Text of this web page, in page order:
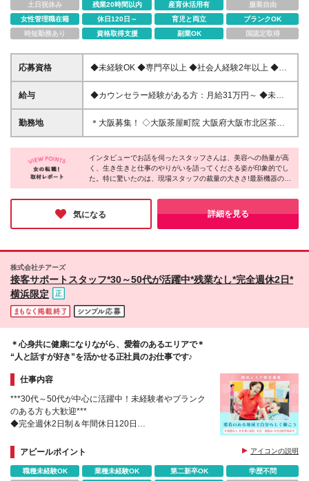
土日祝休み
残業20時間以内 産育休活用有
服装自由
女性管理職在籍
休日120日～ 育児と両立
ブランクOK
時短勤務あり
資格取得支援 副業OK 国認定取得
応募資格
◆未経験OK ◆専門卒以上 ◆社会人経験2年以上 ◆接
客業やコミュニケーションを活かした仕事のご経験 ※
美容業界で働いていた方は歓迎します！ ＼美容好き
がることも多く、 楽しくトレンド知識をGETできま
す◎ ＜こんな方大歓迎です！＞ ◎美容に興味がある
自分のアイデアを発信したい ◎チームで仕事をした
い
給与
◆カウンセラー経験がある方：月給31万円～ ◆未経
験の方：月給26万円～ ★未経験スタートの方がカウ
ンセリング業務から自立した段階で【31万円】へ昇
あたり25時間）込み ※固定残業時間を超えた勤務時
間については別途残業代を支給します ※試用期間（6
ヶ月間）の条件は本採用と同じ
勤務地
＊大阪募集！ ◇大阪茶屋町院 大阪府大阪市北区茶屋
町5-8 MEFULL茶屋町3・4階 ※(変更の範囲)上記を除
く当社関連勤務地
インタビューでお話を伺ったスタッフさんは、美容への熱量が高
く、生き生きと仕事のやりがいを語ってくださる姿が印象的でし
た。特に驚いたのは、現場スタッフの裁量の大きさ!最新機器の導
入からキャンペーン企画まで任せてもらえる環境は、美容好きの
方にとってたまらなく魅力的なのではないでしょうか。チームワ
ークも抜群で、人間関係の良さも大きな魅力。働きながら綺麗に
なれる同社に、ぜひ応募してみてはいかがでしょうか♪
気になる 詳細を見る
株式会社チアーズ
接客サポートスタッフ*30～50代が活躍中*残業なし*完全週休2日*
横浜限定
＊心身共に健康になりながら、愛着のあるエリアで＊
“人と話すが好き”を活かせる正社員のお仕事です♪
仕事内容
***30代～50代が中心に活躍中！未経験者やブランク
のある方も大歓迎***
◆完全週休2日制＆年間休日120日
◆産休・育休取得＆復帰例多数！時短勤務も可能
アピールポイント アイコンの説明
職種未経験OK 業種未経験OK 第二新卒OK
学歴不問